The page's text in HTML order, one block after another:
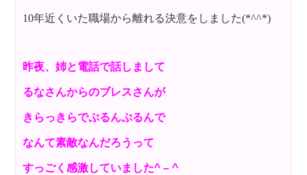
10年近くいた職場から離れる決意をしました(*^^*)
昨夜、姉と電話で話しまして
るなさんからのブレスさんが
きらっきらでぷるんぷるんで
なんて素敵なんだろうって
すっごく感激していました^ – ^